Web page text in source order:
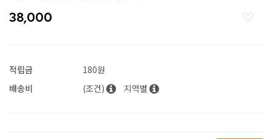
38,000
적립금
180원
배송비
(조건) 지역별